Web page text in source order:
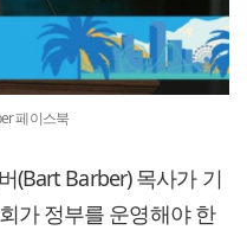
페이스북
(Bart Barber) 목사가 기
가 정부를 운영해야 한